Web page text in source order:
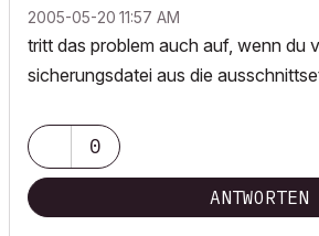
‎2005-05-20 11:57 AM
tritt das problem auch auf, wenn du
sicherungsdatei aus die
0
ANTWORTEN